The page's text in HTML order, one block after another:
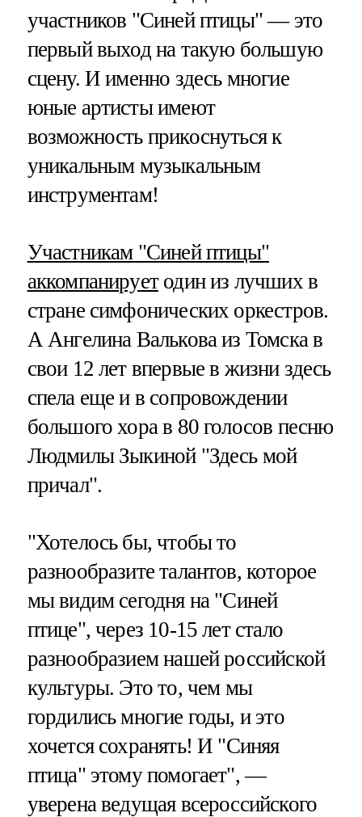
участников "Синей птицы" — это
первый выход на такую большую
сцену. И именно здесь многие
юные артисты имеют
возможность прикоснуться к
уникальным музыкальным
инструментам!
Участникам "Синей птицы"
аккомпанируетодин из лучших в
стране симфонических оркестров.
А Ангелина Валькова из Томска в
свои 12 лет впервые в жизни здесь
спела еще и в сопровождении
большого хора в 80 голосов песню
Людмилы Зыкиной "Здесь мой
причал".
"Хотелось бы, чтобы то
разнообразите талантов, которое
мы видим сегодня на "Синей
птице", через 10-15 лет стало
разнообразием нашей российской
культуры. Это то, чем мы
гордились многие годы, и это
хочется сохранять! И "Синяя
птица" этому помогает", —
уверена ведущая всероссийского